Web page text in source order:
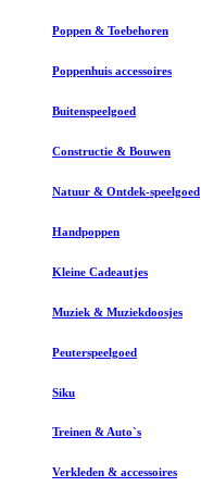
Poppen & Toebehoren
Poppenhuis accessoires
Buitenspeelgoed
Constructie & Bouwen
Natuur & Ontdek-speelgoed
Handpoppen
Kleine Cadeautjes
Muziek & Muziekdoosjes
Peuterspeelgoed
Siku
Treinen & Auto`s
Verkleden & accessoires